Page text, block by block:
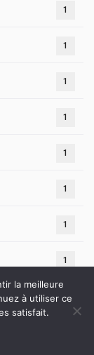
1
1
1
1
1
1
1
1
1
la meilleure
à utiliser ce
satisfait.